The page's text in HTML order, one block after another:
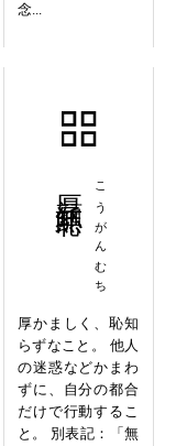
念...
こうがんむち
厚かましく、恥知
らずなこと。 他人
の迷惑などかまわ
ずに、自分の都合
だけで行動するこ
と。 別表記：「無